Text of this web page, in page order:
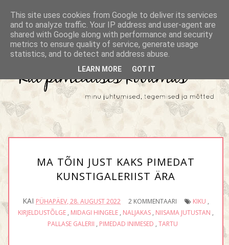
MA TÕIN JUST KAKS PIMEDAT
KUNSTIGALERIIST ÄRA
KAI PÜHAPÄEV, 28. AUGUST 2022 2 KOMMENTAARI KIKU ,
KIRJELDUSTÕLGE , MIDAGI HINGELE , NALJAKAS , NIISAMA JUTUSTAN ,
PALLASE GALERII , PIMEDAD INIMESED , TARTU
This site uses cookies from Google to deliver its services
and to analyze traffic. Your IP address and user-agent are
shared with Google along with performance and security
metrics to ensure quality of service, generate usage
statistics, and to detect and address abuse.
LEARN MORE GOT IT